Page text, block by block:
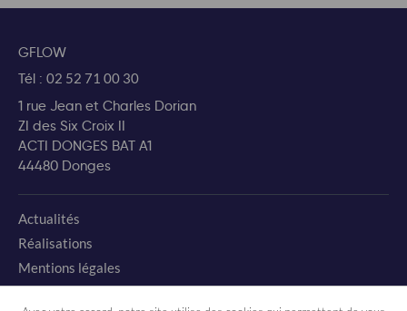
GFLOW
Tél : 02 52 71 00 30
1 rue Jean et Charles Dorian
ZI des Six Croix II
ACTI DONGES BAT A1
44480 Donges
Actualités
Réalisations
Mentions légales